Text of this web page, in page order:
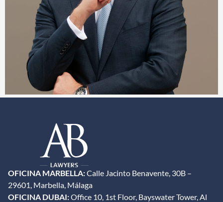
OFICINA MARBELLA:Calle Jacinto Benavente, 30B –
29601, Marbella, Málaga
OFICINA DUBAI:Office 10, 1st Floor, Bayswater Tower, Al